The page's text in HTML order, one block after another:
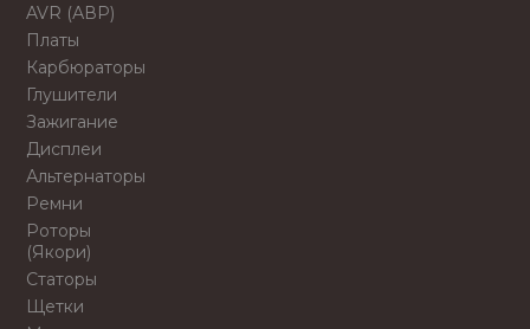
AVR (АВР)
Платы
Карбюраторы
Глушители
Зажигание
Дисплеи
Альтернаторы
Ремни
Роторы
(Якори)
Статоры
Щетки